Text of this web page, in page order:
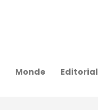
Monde Editorial